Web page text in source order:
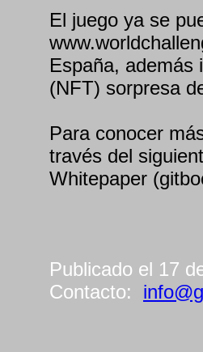
El juego ya se
España, además
(NFT) sorpresa
Para conocer
través del
Whitepaper
Publicado el 17
Contacto: